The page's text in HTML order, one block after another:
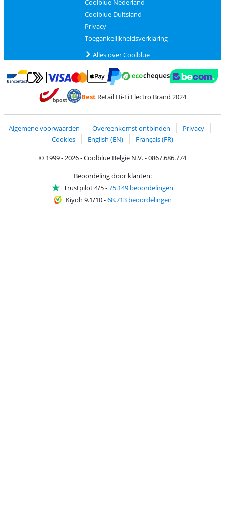
Coolblue Nederland
Coolblue Duitsland
Privacy
Toegankelijkheidsverklaring
Alles over Coolblue
Betalen met Bancontact
Betalen met MasterCard en Visa via ClickToPay
BestRetail Hi-Fi Electro Brand 2024
Algemene voorwaarden Overeenkomst ontbinden
Privacy
Cookies
English (EN)
Français (FR)
© 1999 - 2026 - Coolblue België N.V. - 0867.686.774
Beoordeling door klanten:
Trustpilot 4/5-75.149 beoordelingen
Kiyoh 9.1/10-68.713 beoordelingen